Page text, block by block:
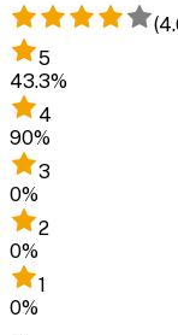
(
5
43.3%
4
90%
3
0%
2
0%
1
0%